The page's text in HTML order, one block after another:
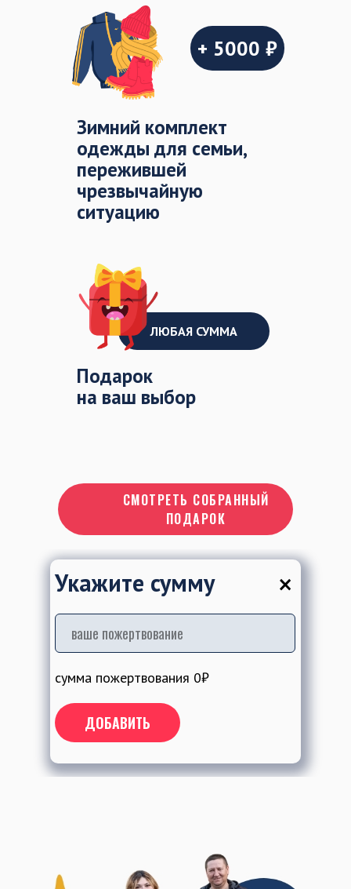
СМОТРЕТЬ СОБРАННЫЙ
ПОДАРОК
Зимний комплект
одежды для семьи,
пережившей
чрезвычайную
ситуацию
+ 5000 ₽
Подарок
на ваш выбор
ЛЮБАЯ СУММА
Укажите сумму
сумма пожертвования 0₽
ДОБАВИТЬ
×